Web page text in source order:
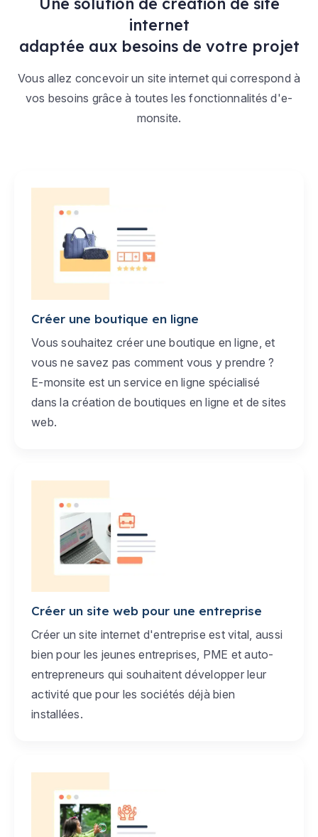
internet
adaptée aux besoins de votre projet
Vous allez concevoir un site internet qui correspond à
vos besoins grâce à toutes les fonctionnalités d'e-
monsite.
Créer une boutique en ligne
Vous souhaitez créer une boutique en ligne, et
vous ne savez pas comment vous y prendre ?
E-monsite est un service en ligne spécialisé
dans la création de boutiques en ligne et de sites
web.
Créer un site web pour une entreprise
Créer un site internet d'entreprise est vital, aussi
bien pour les jeunes entreprises, PME et auto-
entrepreneurs qui souhaitent développer leur
activité que pour les sociétés déjà bien
installées.